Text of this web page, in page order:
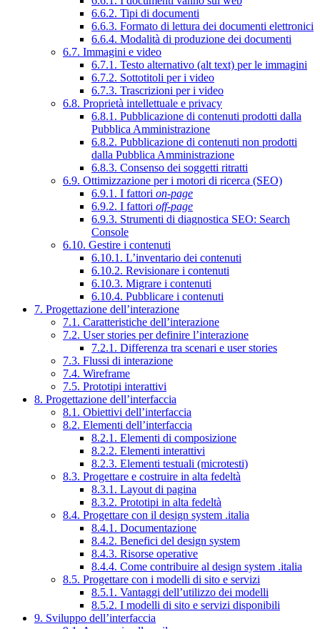
6.6.2. Tipi di documenti
6.6.3. Formato di lettura dei documenti elettronici
6.6.4. Modalità di produzione dei documenti
6.7. Immagini e video
6.7.1. Testo alternativo (alt text) per le immagini
6.7.2. Sottotitoli per i video
6.7.3. Trascrizioni per i video
6.8. Proprietà intellettuale e privacy
6.8.1. Pubblicazione di contenuti prodotti dalla
Pubblica Amministrazione
6.8.2. Pubblicazione di contenuti non prodotti
dalla Pubblica Amministrazione
6.8.3. Consenso dei soggetti ritratti
6.9. Ottimizzazione per i motori di ricerca (SEO)
6.9.1. I fattori on-page
6.9.2. I fattori off-page
6.9.3. Strumenti di diagnostica SEO: Search
Console
6.10. Gestire i contenuti
6.10.1. L’inventario dei contenuti
6.10.2. Revisionare i contenuti
6.10.3. Migrare i contenuti
6.10.4. Pubblicare i contenuti
7. Progettazione dell’interazione
7.1. Caratteristiche dell’interazione
7.2. User stories per definire l’interazione
7.2.1. Differenza tra scenari e user stories
7.3. Flussi di interazione
7.4. Wireframe
7.5. Prototipi interattivi
8. Progettazione dell’interfaccia
8.1. Obiettivi dell’interfaccia
8.2. Elementi dell’interfaccia
8.2.1. Elementi di composizione
8.2.2. Elementi interattivi
8.2.3. Elementi testuali (microtesti)
8.3. Progettare e costruire in alta fedeltà
8.3.1. Layout di pagina
8.3.2. Prototipi in alta fedeltà
8.4. Progettare con il design system .italia
8.4.1. Documentazione
8.4.2. Benefici del design system
8.4.3. Risorse operative
8.4.4. Come contribuire al design system .italia
8.5. Progettare con i modelli di sito e servizi
8.5.1. Vantaggi dell’utilizzo dei modelli
8.5.2. I modelli di sito e servizi disponibili
9. Sviluppo dell’interfaccia